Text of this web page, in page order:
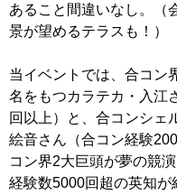
あること間違いなし。（
景が望めるテラスも！）
当イベントでは、合コン
名をもつカラテカ・入江
回以上）と、合コンシェ
絵音さん（合コン経験
コン界2大巨頭が夢の競
経験数5000回超の英知が